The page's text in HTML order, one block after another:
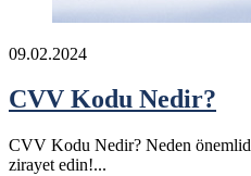
09.02.2024
CVV Kodu Nedir?
CVV Kodu Nedir? Neden
zirayet edin!...